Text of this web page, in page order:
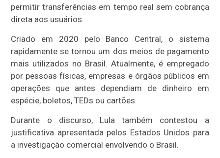
permitir transferências em tempo real sem cobrança
direta aos usuários.
Criado em 2020 pelo Banco Central, o sistema
rapidamente se tornou um dos meios de pagamento
mais utilizados no Brasil. Atualmente, é empregado
por pessoas físicas, empresas e órgãos públicos em
operações que antes dependiam de dinheiro em
espécie, boletos, TEDs ou cartões.
Durante o discurso, Lula também contestou a
justificativa apresentada pelos Estados Unidos para
a investigação comercial envolvendo o Brasil.